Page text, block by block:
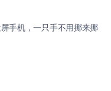
手机，一只手不用挪来挪